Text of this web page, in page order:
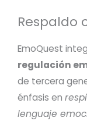
Respaldo
EmoQuest
regulación
de tercera
énfasis en
lenguaje